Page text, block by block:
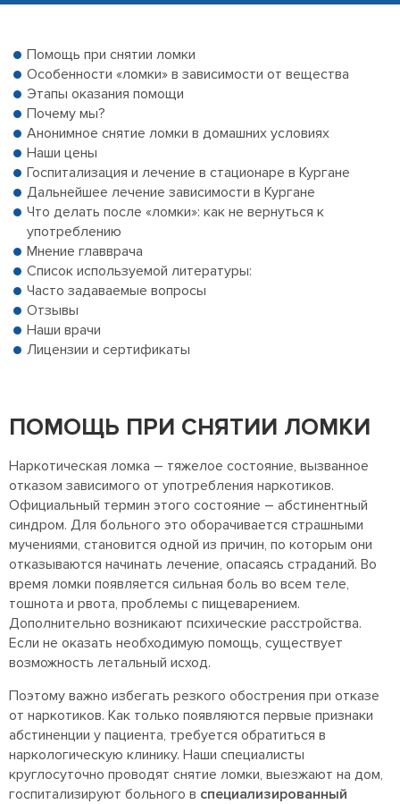
Помощь при снятии ломки
Особенности «ломки» в зависимости от вещества
Этапы оказания помощи
Почему мы?
Анонимное снятие ломки в домашних условиях
Наши цены
Госпитализация и лечение в стационаре в Кургане
Дальнейшее лечение зависимости в Кургане
Что делать после «ломки»: как не вернуться к
употреблению
Мнение главврача
Список используемой литературы:
Часто задаваемые вопросы
Отзывы
Наши врачи
Лицензии и сертификаты
ПОМОЩЬ ПРИ СНЯТИИ ЛОМКИ
Наркотическая ломка – тяжелое состояние, вызванное
отказом зависимого от употребления наркотиков.
Официальный термин этого состояние – абстинентный
синдром. Для больного это оборачивается страшными
мучениями, становится одной из причин, по которым они
отказываются начинать лечение, опасаясь страданий. Во
время ломки появляется сильная боль во всем теле,
тошнота и рвота, проблемы с пищеварением.
Дополнительно возникают психические расстройства.
Если не оказать необходимую помощь, существует
возможность летальный исход.
Поэтому важно избегать резкого обострения при отказе
от наркотиков. Как только появляются первые признаки
абстиненции у пациента, требуется обратиться в
наркологическую клинику. Наши специалисты
круглосуточно проводят снятие ломки, выезжают на дом,
госпитализируют больного в специализированный